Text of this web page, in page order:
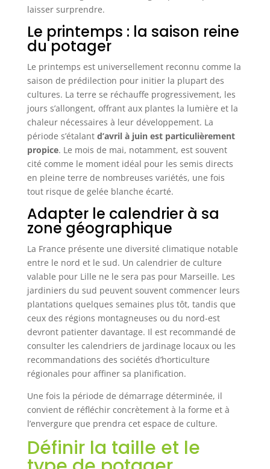
laisser surprendre.
Le printemps : la saison reine
du potager
Le printemps est universellement reconnu comme la
saison de prédilection pour initier la plupart des
cultures. La terre se réchauffe progressivement, les
jours s’allongent, offrant aux plantes la lumière et la
chaleur nécessaires à leur développement. La
période s’étalant d’avril à juin est particulièrement
propice. Le mois de mai, notamment, est souvent
cité comme le moment idéal pour les semis directs
en pleine terre de nombreuses variétés, une fois
tout risque de gelée blanche écarté.
Adapter le calendrier à sa
zone géographique
La France présente une diversité climatique notable
entre le nord et le sud. Un calendrier de culture
valable pour Lille ne le sera pas pour Marseille. Les
jardiniers du sud peuvent souvent commencer leurs
plantations quelques semaines plus tôt, tandis que
ceux des régions montagneuses ou du nord-est
devront patienter davantage. Il est recommandé de
consulter les calendriers de jardinage locaux ou les
recommandations des sociétés d’horticulture
régionales pour affiner sa planification.
Une fois la période de démarrage déterminée, il
convient de réfléchir concrètement à la forme et à
l’envergure que prendra cet espace de culture.
Définir la taille et le